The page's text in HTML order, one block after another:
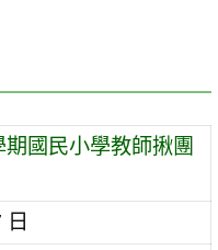
國民小學教師揪團